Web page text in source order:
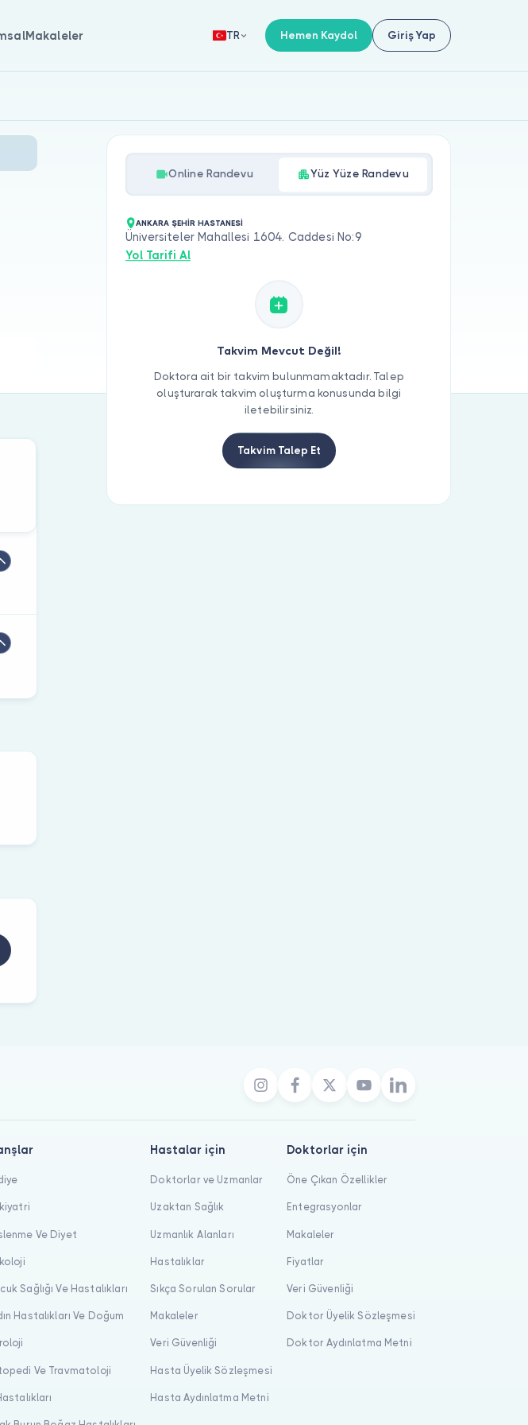
Makaleler TR Hemen Kaydol Giriş Yap
Online Randevu Yüz Yüze Randevu
ANKARA ŞEHİR HASTANESİ
Üniversiteler Mahallesi 1604. Caddesi No:9
Yol Tarifi Al
Takvim Mevcut Değil!
Doktora ait bir takvim bulunmamaktadır. Talep
oluşturarak takvim oluşturma konusunda bilgi
iletebilirsiniz.
Takvim Talep Et
Ve Diyet
Sağlığı Ve Hastalıkları
Hastalıkları Ve Doğum
Ve Travmatoloji
Hastalar için
Doktorlar ve Uzmanlar
Uzaktan Sağlık
Uzmanlık Alanları
Hastalıklar
Sıkça Sorulan Sorular
Makaleler
Veri Güvenliği
Hasta Üyelik Sözleşmesi
Hasta Aydınlatma Metni
Doktorlar için
Öne Çıkan Özellikler
Entegrasyonlar
Makaleler
Fiyatlar
Veri Güvenliği
Doktor Üyelik Sözleşmesi
Doktor Aydınlatma Metni